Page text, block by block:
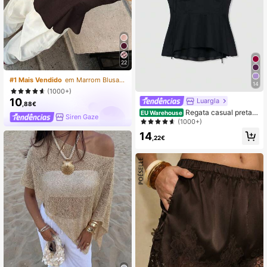
22
#1 Mais Vendido
em Marrom Blusas versáteis para o dia a dia
(1000+)
10,88€
Siren Gaze
14
Luargla
EU Warehouse Regata casual preta d
e cor sólida com alça ajustável para
(1000+)
14 ,22€